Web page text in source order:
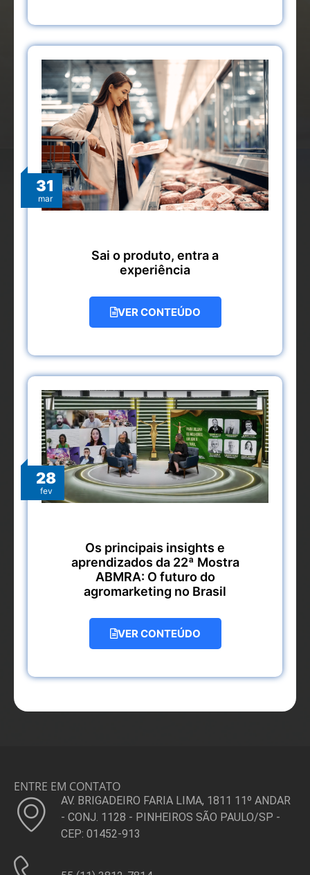
31
mar
Sai o produto, entra a
experiência
VER CONTEÚDO
28
fev
Os principais insights e
aprendizados da 22ª Mostra
ABMRA: O futuro do
agromarketing no Brasil
VER CONTEÚDO
ENTRE EM CONTATO
AV. BRIGADEIRO FARIA LIMA, 1811 11º ANDAR
- CONJ. 1128 - PINHEIROS SÃO PAULO/SP -
CEP: 01452-913